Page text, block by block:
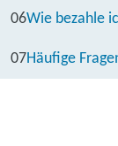
06Wie bezahle
07Häufige